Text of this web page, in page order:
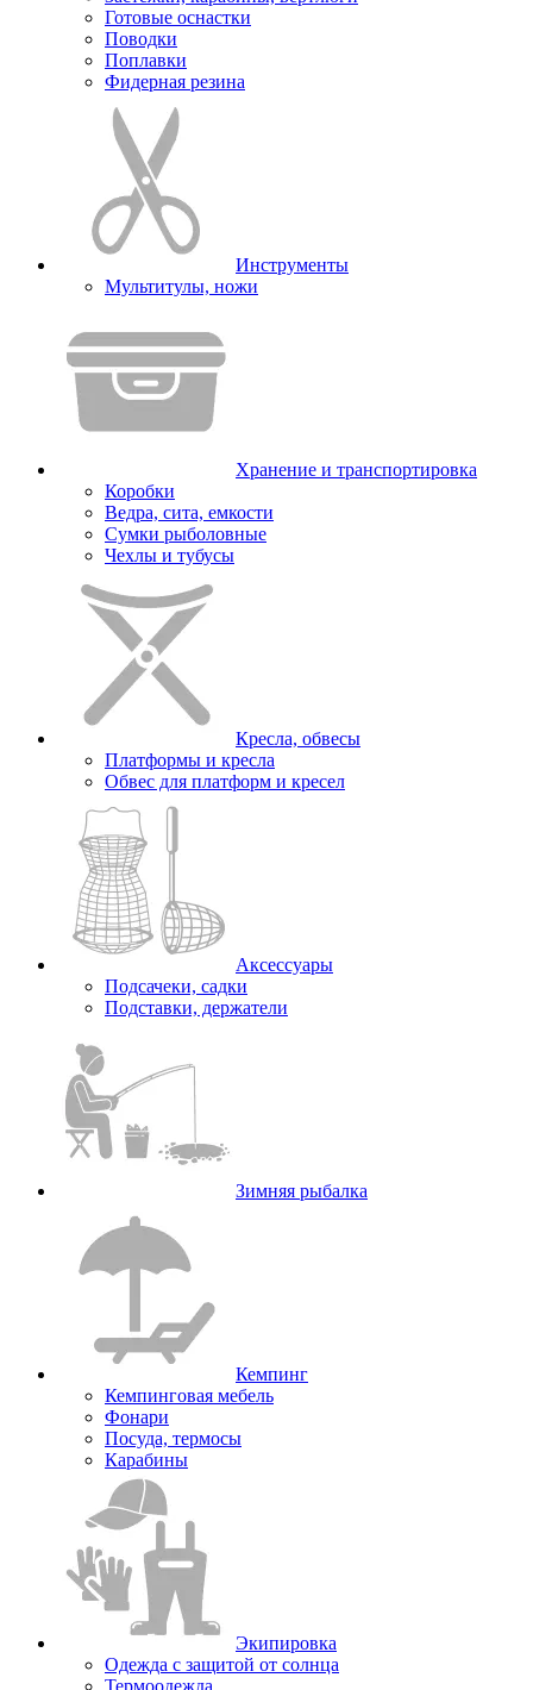
Готовые оснастки
Поводки
Поплавки
Фидерная резина
Инструменты
Мультитулы, ножи
Хранение и транспортировка
Коробки
Ведра, сита, емкости
Сумки рыболовные
Чехлы и тубусы
Кресла, обвесы
Платформы и кресла
Обвес для платформ и кресел
Аксессуары
Подсачеки, садки
Подставки, держатели
Зимняя рыбалка
Кемпинг
Кемпинговая мебель
Фонари
Посуда, термосы
Карабины
Экипировка
Одежда с защитой от солнца
Термоодежда